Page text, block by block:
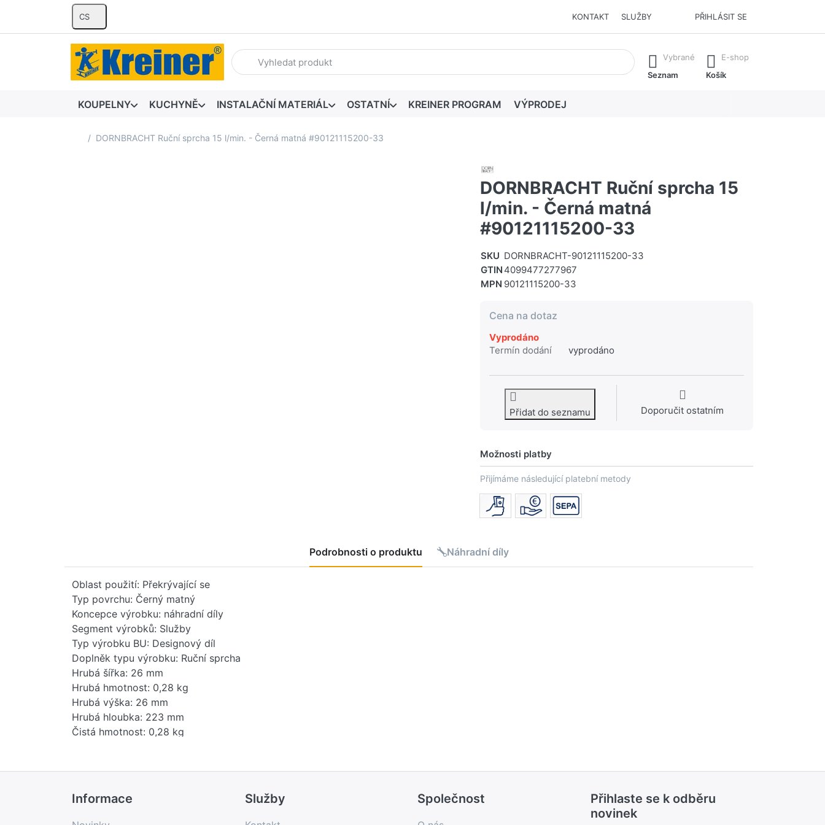
CS KONTAKT SLUŽBY PŘIHLÁSIT SE
Zadejte hledaný výraz. První výsledky se zobrazí automaticky při zadávání. Stisknutím klávesy Enter vyvoláte všechny výsledky.
Vybrané
Seznam
E-shop
Košík
KOUPELNY KUCHYNĚ INSTALAČNÍ MATERIÁL OSTATNÍ KREINER PROGRAM VÝPRODEJ
Domovská stránka
DORNBRACHT Ruční sprcha 15 l/min. - Černá matná #90121115200-33
DORNBRACHT Ruční sprcha 15
l/min. - Černá matná
#90121115200-33
SKU DORNBRACHT-90121115200-33
GTIN 4099477277967
MPN 90121115200-33
Cena na dotaz
Vyprodáno
Termín dodání
vyprodáno
Přidat do seznamu Doporučit ostatním
Možnosti platby
Přijímáme následující platební metody
Podrobnosti o produktu Náhradní díly
Oblast použití: Překrývající se
Typ povrchu: Černý matný
Koncepce výrobku: náhradní díly
Segment výrobků: Služby
Typ výrobku BU: Designový díl
Doplněk typu výrobku: Ruční sprcha
Hrubá šířka: 26 mm
Hrubá hmotnost: 0,28 kg
Hrubá výška: 26 mm
Hrubá hloubka: 223 mm
Čistá hmotnost: 0,28 kg
EAN: 4099477277967
Země původu: DE
Novinka: Ne
Prodejní program: Ne
Informace Služby Společnost
Přihlaste se k odběru
novinek